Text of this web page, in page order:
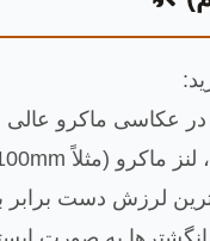
در عکاسی ماکرو
لرزش دست